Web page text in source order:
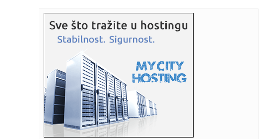
15:54: Turci narušili vazdušni prostor Grčke – 17 puta
15:52:
i srp...
15:47:Blokaderi ponovo napadaju SPC; Ješić crkvu optužio za
požare ...
15:44:Otkrivena laboratorija maruhuane kod Smedereva: Policija
zaplenil...
15:43:Čak 90 odsto razgovora završilo se u 5. minutu kad smo